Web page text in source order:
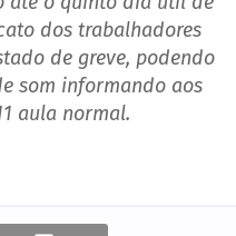
dos trabalhadores
de greve, podendo
som informando aos
aula normal.